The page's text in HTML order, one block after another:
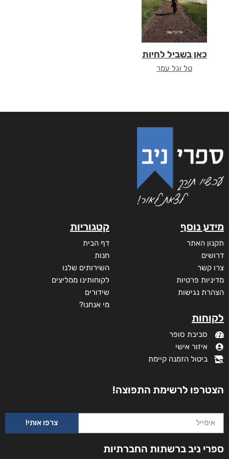
כאן בשביל לחיות
טל וגל עמר
מידע נוסף
תקנון האתר
דרושים
צרו קשר
מדיניות פרטיות
הצהרת נגישות
לקוחות
סביבת סופר
איזור אישי
ביטול הזמנה קיימת
קטגוריות
דף הבית
חנות
השירותים שלנו
לקוחותינו ממליצים
שידורים
מי אנחנו?
הצטרפו לרשימת התפוצה!
צרפו אותי!
ספרי ניב ברשתות החברתיות